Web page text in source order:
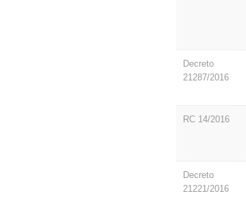
Decreto
21287/2016
RC 14/2016
Decreto
21221/2016